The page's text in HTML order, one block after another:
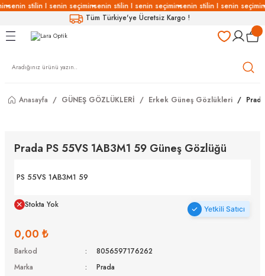
senin stilin I senin seçiminsenin stilin I senin seçiminsenin stilin I senin seçimin
Tüm Türkiye'ye Ücretsiz Kargo !
Geri Dön
Geri Dön
Geri Dön
Geri Dön
Anasayfa GÜNEŞ GÖZLÜKLERİ Erkek Güneş Gözlükleri
Prada PS 55VS 1AB3M1 59 Güneş Gözlüğü
PS 55VS 1AB3M1 59
Stokta Yok Yetkili Satıcı
0,00 ₺
Barkod
8056597176262
Marka
Prada